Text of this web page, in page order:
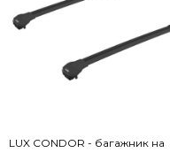
LUX CONDOR - багажник на